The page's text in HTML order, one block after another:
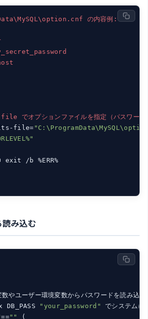
の内容例:
オプションファイルを指定（パスワードを
file=
exit /b %ERR%
み込む
やユーザー環境変数からパスワードを読み込む
"your_password"
==""
(